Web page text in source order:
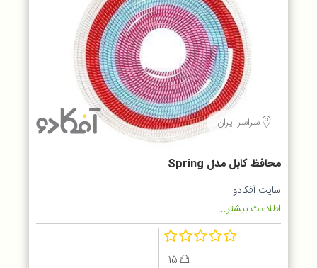
سراسر ایران
محافظ کابل مدل Spring
سایت آفکادو
اطلاعات بیشتر...